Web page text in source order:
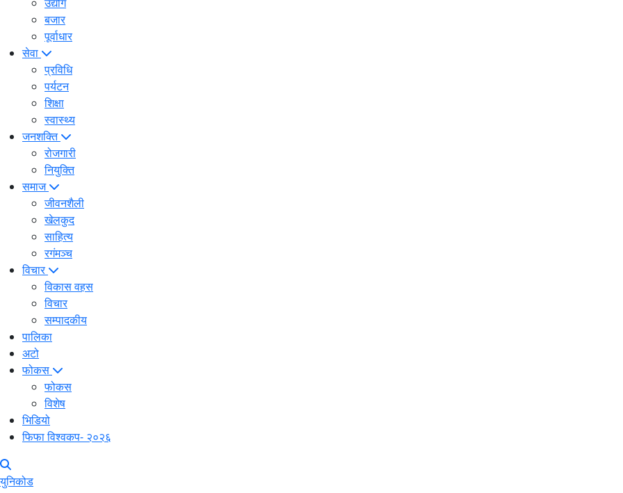
बजार
पूर्वाधार
सेवा
प्रविधि
पर्यटन
शिक्षा
स्वास्थ्य
जनशक्ति
रोजगारी
नियुक्ति
समाज
जीवनशैली
खेलकुद
साहित्य
रगंमञ्च
विचार
विकास वहस
विचार
सम्पादकीय
पालिका
अटो
फोकस
फोकस
विशेष
भिडियो
फिफा विश्वकप- २०२६
युनिकोड